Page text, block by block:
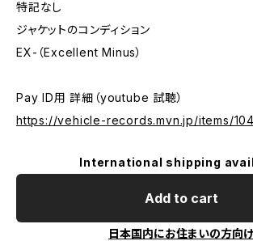
特記なし
ジャケットのコンディション
EX-（Excellent Minus）
Pay ID用 詳細（youtube 試聴）
https://vehicle-records.mvn.jp/items/
International shipping
Add to cart
日本国内にお住まいの方向け